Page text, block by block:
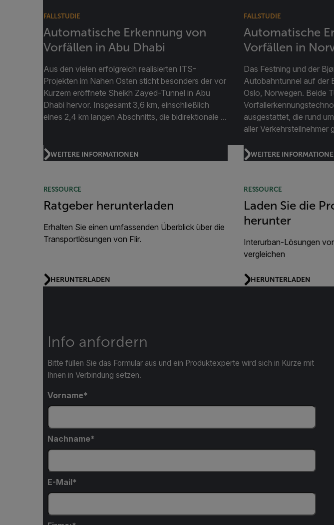
FALLSTUDIE
Automatische Erkennung von
Vorfällen in Abu Dhabi
Aus den vielen erfolgreich realisierten ITS-
Projekten im Nahen Osten sticht besonders der vor
Kurzem eröffnete Sheikh Zayed-Tunnel in Abu
Dhabi hervor. Insgesamt 3,6 km, einschließlich
eines 2,4 km langen Abschnitts, die bidirektionale ...
WEITERE INFORMATIONEN
FALLSTUDIE
Automatische
Vorfällen in
Das Festning und der
Autobahntunnel auf der
Oslo, Norwegen. Beide
ausgestattet, die rund
aller Verkehrsteilnehmer
WEITERE
RESSOURCE
Ratgeber herunterladen
Erhalten Sie einen umfassenden Überblick über die
Transportlösungen von Flir.
HERUNTERLADEN
RESSOURCE
Laden Sie die
herunter
Interurban-Lösungen
vergleichen
HERUNTERLADEN
Info anfordern
Bitte füllen Sie das Formular aus und ein Produktexperte wird sich in Kürze mit
Ihnen in Verbindung setzen.
Vorname
Nachname
E-Mail